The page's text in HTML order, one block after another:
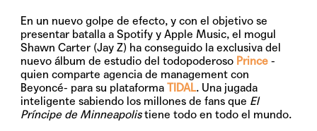
En un nuevo golpe de efecto, y con el objetivo se
presentar batalla a Spotify y Apple Music, el mogul
Shawn Carter (Jay Z) ha conseguido la exclusiva del
nuevo álbum de estudio del todopoderoso Prince -
quien comparte agencia de management con
Beyoncé- para su plataformaTIDAL. Una jugada
inteligente sabiendo los millones de fans que El
Príncipe de Minneapolistiene todo en todo el mundo.